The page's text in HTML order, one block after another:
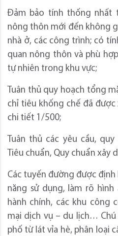
Đảm bảo tính thống nhất
nông thôn mới đến không
nhà ở, các công trình; có
quan nông thôn và phù
tự nhiên trong khu vực;
Tuân thủ quy hoạch tổng
chỉ tiêu khống chế đã
chi tiết 1/500;
Tuân thủ các yêu cầu,
Tiêu chuẩn, Quy chuẩn xây
Các tuyến đường được
năng sử dụng, làm rõ hình
hành chính, các khu công
mại dịch vụ – du lịch…
phố từ lát vỉa hè, phân loại